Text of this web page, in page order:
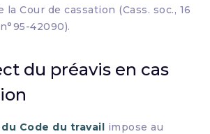
Cour de cassation (Cass. soc., 16
42090).
du préavis en cas
du Code du travail impose au